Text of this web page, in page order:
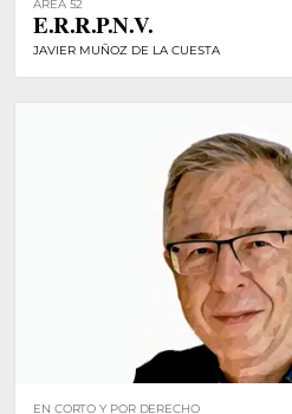
ÁREA 52
E.R.R.P.N.V.
JAVIER MUÑOZ DE LA CUESTA
EN CORTO Y POR DERECHO